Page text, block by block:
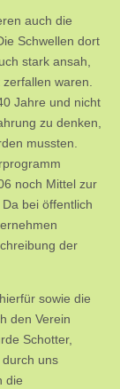
auch die
Schwellen dort
stark ansah,
waren.
Jahre und nicht
zu denken,
mussten.
noch Mittel zur
bei öffentlich
der
sowie die
den Verein
Schotter,
uns
die